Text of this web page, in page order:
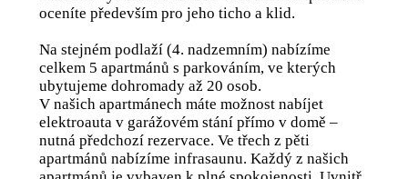
oceníte především pro jeho ticho a klid.
Na stejném podlaží (4. nadzemním) nabízíme
celkem 5 apartmánů s parkováním, ve kterých
ubytujeme dohromady až 20 osob.
V našich apartmánech máte možnost nabíjet
elektroauta v garážovém stání přímo v domě –
nutná předchozí rezervace. Ve třech z pěti
apartmánů nabízíme infrasaunu. Každý z našich